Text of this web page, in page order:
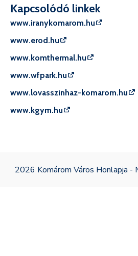
Kapcsolódó linkek
www.iranykomarom.hu
www.erod.hu
www.komthermal.hu
www.wfpark.hu
www.lovasszinhaz-komarom.hu
www.kgym.hu
2026 Komárom Város Honlapja -